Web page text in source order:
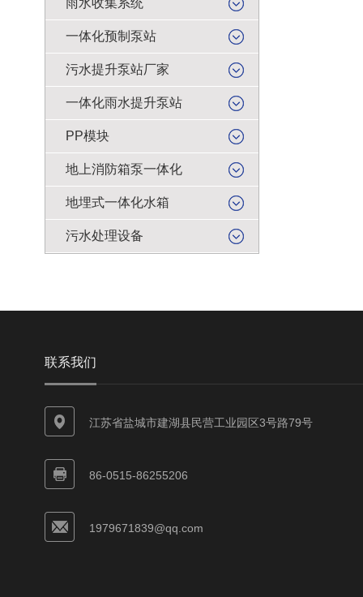
雨水收集系统
一体化预制泵站
污水提升泵站厂家
一体化雨水提升泵站
PP模块
地上消防箱泵一体化
地埋式一体化水箱
污水处理设备
联系我们
江苏省盐城市建湖县民营工业园区3号路79号
86-0515-86255206
1979671839@qq.com